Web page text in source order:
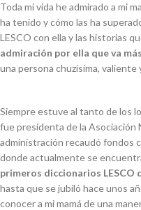
Toda mi vida he admirado a mi
ha tenido y cómo las ha
LESCO con ella y las historias
admiración por ella que va
una persona chuzísima, valiente
Siempre estuve al tanto de los
fue presidenta de la Asociación
administración recaudó fondos
donde actualmente se
primeros diccionarios LESCO
hasta que se jubiló hace unos
conocer a mi mamá de una